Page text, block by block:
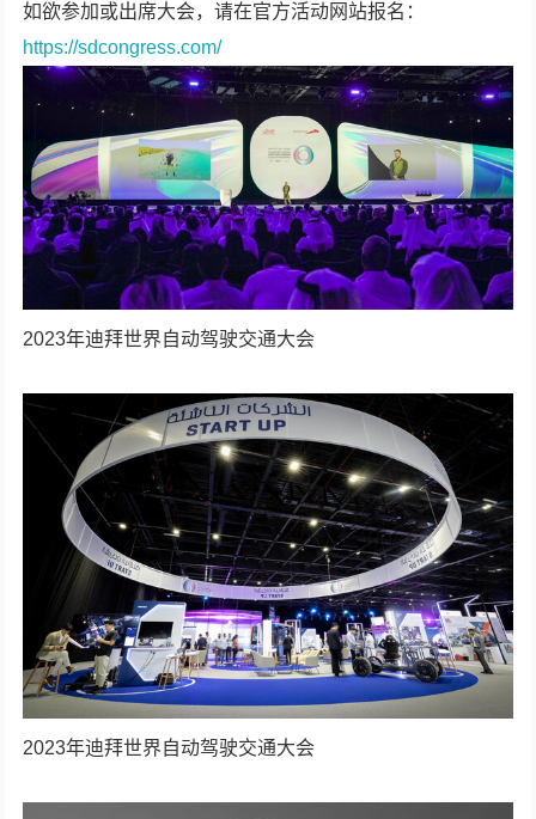
如欲参加或出席大会，请在官方活动网站报名：
https://sdcongress.com/
2023年迪拜世界自动驾驶交通大会
2023年迪拜世界自动驾驶交通大会